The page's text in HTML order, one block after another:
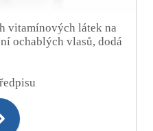
vitamínových látek na
ochablých vlasů, dodá